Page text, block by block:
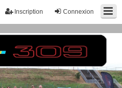
Connexion
Inscription